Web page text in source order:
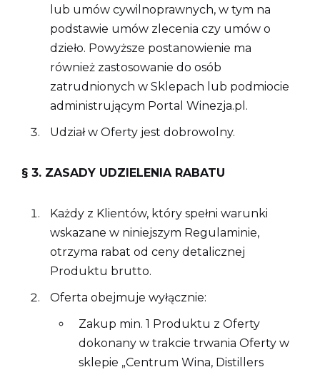
lub umów cywilnoprawnych, w tym na
podstawie umów zlecenia czy umów o
dzieło. Powyższe postanowienie ma
również zastosowanie do osób
zatrudnionych w Sklepach lub podmiocie
administrującym Portal Winezja.pl.
Udział w Oferty jest dobrowolny.
§ 3. ZASADY UDZIELENIA RABATU
Każdy z Klientów, który spełni warunki
wskazane w niniejszym Regulaminie,
otrzyma rabat od ceny detalicznej
Produktu brutto.
Oferta obejmuje wyłącznie:
Zakup min. 1 Produktu z Oferty
dokonany w trakcie trwania Oferty w
sklepie „Centrum Wina, Distillers